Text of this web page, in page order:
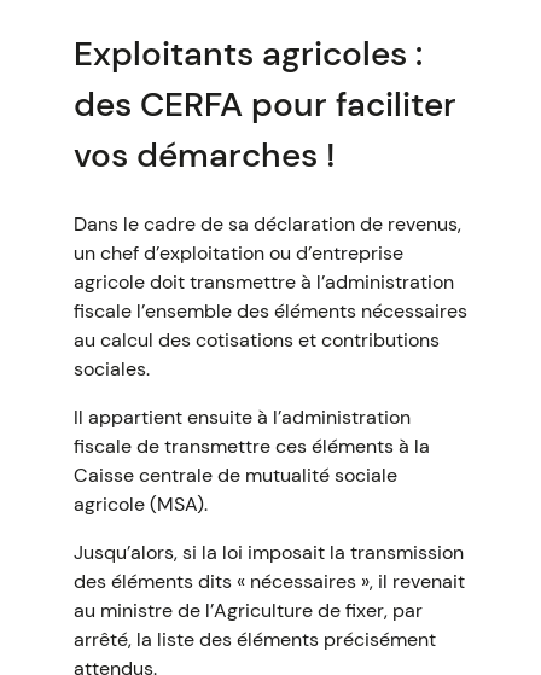
Exploitants agricoles :
des CERFA pour faciliter
vos démarches !
Dans le cadre de sa déclaration de revenus,
un chef d’exploitation ou d’entreprise
agricole doit transmettre à l’administration
fiscale l’ensemble des éléments nécessaires
au calcul des cotisations et contributions
sociales.
Il appartient ensuite à l’administration
fiscale de transmettre ces éléments à la
Caisse centrale de mutualité sociale
agricole (MSA).
Jusqu’alors, si la loi imposait la transmission
des éléments dits « nécessaires », il revenait
au ministre de l’Agriculture de fixer, par
arrêté, la liste des éléments précisément
attendus.